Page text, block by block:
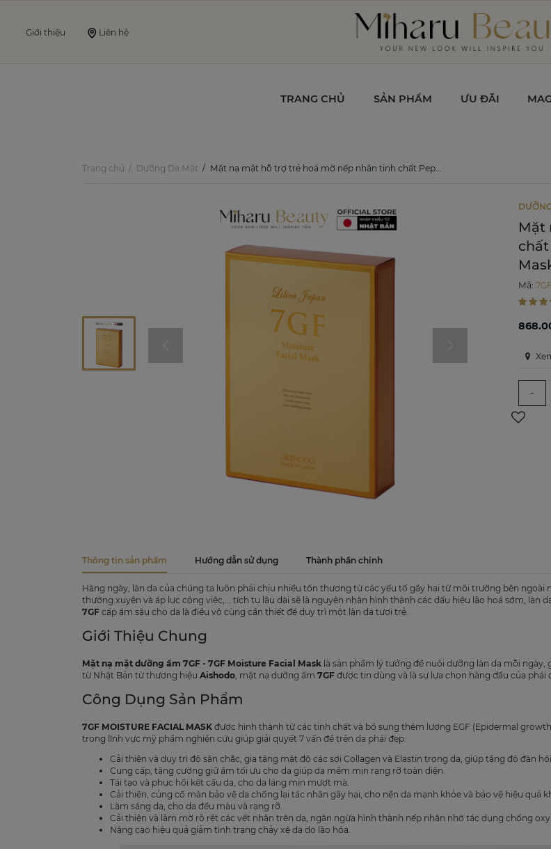
Giới thiệu Liên hệ
TRANG CHỦ SẢN PHẨM ƯU ĐÃI
Trang chủ Dưỡng Da Mặt Mặt nạ mặt hỗ trợ trẻ hoá mờ nếp nhăn tinh chất Peptide và Collagen - 7GF Moisture Facial Mask 25ml x 10 miếng
Mặt
chất
Mã:
-
Thông tin sản phẩm Hướng dẫn sử dụng Thành phần chính
Hàng ngày, làn da của chúng ta luôn phải chịu nhiều tổn thương từ các yếu tố gây hại từ môi trường bên
thường xuyên và áp lực công việc,... tích tụ lâu dài sẽ là nguyên nhân hình thành các dấu hiệu lão hoá sớm, làn
7GFcấp ẩm sâu cho da là điều vô cùng cần thiết để duy trì một làn da tươi trẻ.
Giới Thiệu Chung
Mặt nạ mặt dưỡng ẩm 7GF - 7GF Moisture Facial Masklà sản phẩm lý tưởng để nuôi dưỡng làn da mỗi ngày,
từ Nhật Bản từ thương hiệu Aishodo, mặt nạ dưỡng ẩm 7GFđược tin dùng và là sự lựa chọn hàng đầu của
Công Dụng Sản Phẩm
7GF MOISTURE FACIAL MASKđược hình thành từ các tinh chất và bổ sung thêm lượng EGF (Epidermal
trong lĩnh vực mỹ phẩm nghiên cứu giúp giải quyết 7 vấn đề trên da phái đẹp:
Cải thiện và duy trì độ săn chắc, gia tăng mật độ các sợi Collagen và Elastin trong da, giúp tăng độ đàn
Cung cấp, tăng cường giữ ẩm tối ưu cho da giúp da mềm mịn rạng rỡ toàn diện.
Tái tạo và phục hồi kết cấu da, cho da láng mịn mượt mà.
Cải thiện, củng cố màn bảo vệ da chống lại tác nhân gây hại, cho nền da mạnh khỏe và bảo vệ hiệu quả
Làm sáng da, cho da đều màu và rạng rỡ.
Cải thiện và làm mờ rõ rệt các vết nhăn trên da, ngăn ngừa hình thành nếp nhăn nhờ tác dụng chống oxy
Nâng cao hiệu quả giảm tình trạng chảy xệ da do lão hóa.